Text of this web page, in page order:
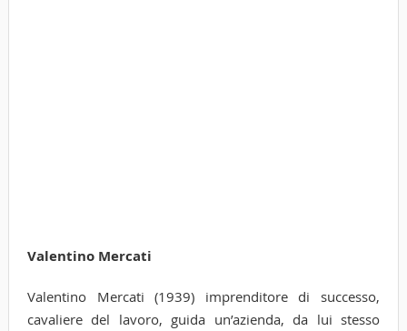
Valentino Mercati
Valentino Mercati (1939) imprenditore di successo,
cavaliere del lavoro, guida un’azienda, da lui stesso